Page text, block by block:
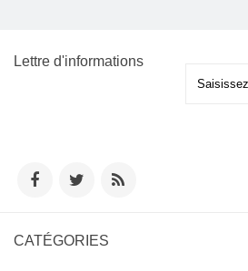
Lettre d'informations
CATÉGORIES